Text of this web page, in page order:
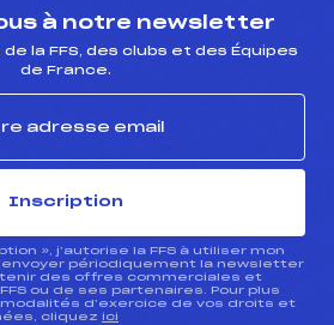
à notre newsletter
la FFS, des clubs et des Équipes
de France.
Inscription
», j’autorise la FFS à utiliser mon
périodiquement la newsletter
des offres commerciales et
ou de ses partenaires. Pour plus
d’exercice de vos droits et
cliquez ici